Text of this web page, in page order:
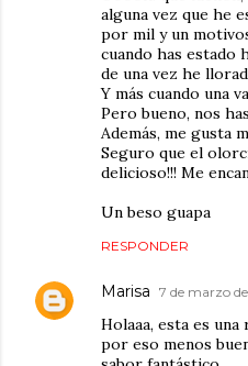
alguna vez que he
por mil y un
cuando has estado
de una vez he
Y más cuando una
Pero bueno, nos
Además, me gusta
Seguro que el
delicioso!!! Me
Un beso guapa
RESPONDER
Marisa 7 de marzo
Holaaa, esta es
por eso menos